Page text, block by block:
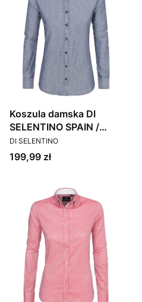
Koszula damska DI
SELENTINO SPAIN /
SLIM
PRODUCENT
DI SELENTINO
Cena
199,99 zł